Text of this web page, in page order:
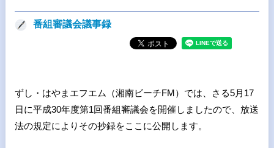
番組審議会議事録
ずし・はやまエフエム（湘南ビーチFM）では、さる5月 17
日に平成30年度第1回番組審議会を開催しましたので、放送
法の規定によりその抄録をここに公開します。